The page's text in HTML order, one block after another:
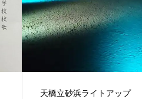
天橋立砂浜ライトアップ